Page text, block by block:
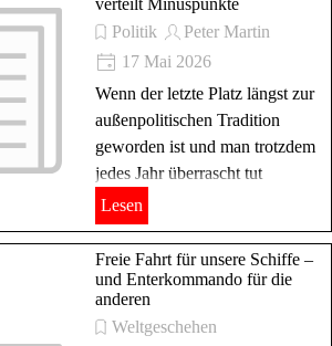
verteilt Minuspunkte
Politik
Peter Martin
17 Mai 2026
Wenn der letzte Platz längst zur
außenpolitischen Tradition
geworden ist und man trotzdem
jedes Jahr überrascht tut
Lesen
Freie Fahrt für unsere Schiffe –
und Enterkommando für die
anderen
Weltgeschehen